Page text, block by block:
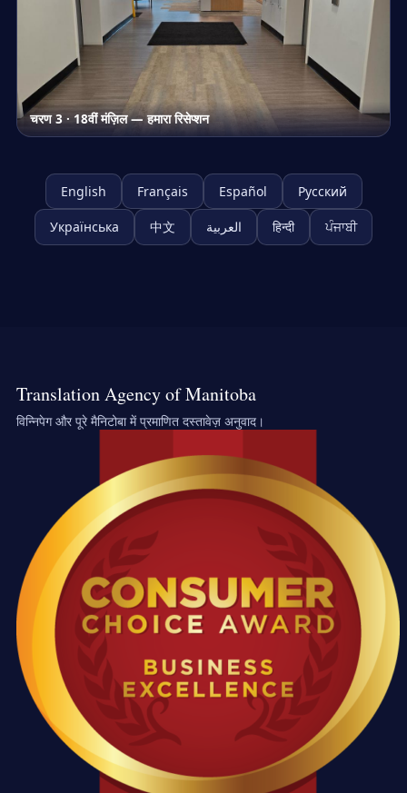
चरण 3 · 18वीं मंज़िल — हमारा रिसेप्शन
English Français Español Русский
Українська 中文 العربية हिन्दी ਪੰਜਾਬੀ
Translation Agency of Manitoba
विन्निपेग और पूरे मैनिटोबा में प्रमाणित दस्तावेज़ अनुवाद।